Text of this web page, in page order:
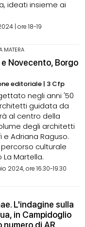
ideati insieme ai
| ore 18-19
MATERA
Novecento, Borgo
editoriale | 3 Cfp
negli anni '50
guidata da
al centro della
degli architetti
Adriana Raguso.
culturale
La Martella.
2024, ore 16.30-19.30
L'indagine sulla
in Campidoglio
numero di AR